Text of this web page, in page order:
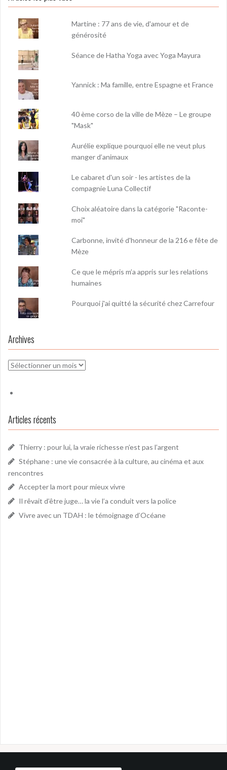
Martine : 77 ans de vie, d'amour et de
générosité
Séance de Hatha Yoga avec Yoga Mayura
Yannick : Ma famille, entre Espagne et France
40 ème corso de la ville de Mèze – Le groupe
"Mask"
Aurélie explique pourquoi elle ne veut plus
manger d’animaux
Le cabaret d'un soir - les artistes de la
compagnie Luna Collectif
Choix aléatoire dans la catégorie "Raconte-
moi"
Carbonne, invité d'honneur de la 216 e fête de
Mèze
Ce que le mépris m’a appris sur les relations
humaines
Pourquoi j'ai quitté la sécurité chez Carrefour
Archives
Archives
Articles récents
Thierry : pour lui, la vraie richesse n’est pas l’argent
Stéphane : une vie consacrée à la culture, au cinéma et aux
rencontres
Accepter la mort pour mieux vivre
Il rêvait d’être juge… la vie l’a conduit vers la police
Vivre avec un TDAH : le témoignage d’Océane